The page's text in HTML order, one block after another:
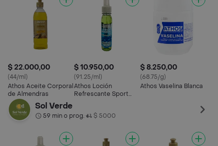
$ 22.000,00
(44/ml)
Athos Aceite Corporal
de Almendras
$ 10.950,00
(91.25/ml)
Athos Loción
Refrescante Sport
$ 8.250,00
(68.75/g)
Athos Vaselina Blanca
Sol Verde
59 min o prog.• $ 5000